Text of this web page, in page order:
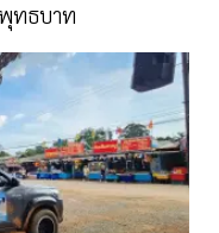
ทธบาท